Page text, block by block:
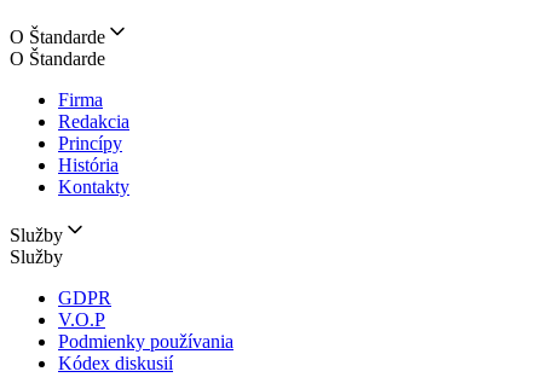
O Štandarde
O Štandarde
Firma
Redakcia
Princípy
História
Kontakty
Služby
Služby
GDPR
V.O.P
Podmienky používania
Kódex diskusií